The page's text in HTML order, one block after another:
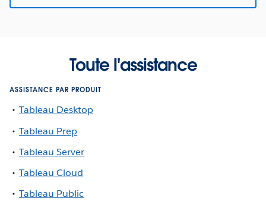
Toute l'assistance
ASSISTANCE PAR PRODUIT
Tableau Desktop
Tableau Prep
Tableau Server
Tableau Cloud
Tableau Public